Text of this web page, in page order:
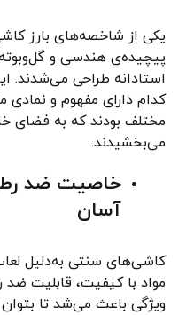
یکی از شاخصه‌های بارز
پیچیده‌ی هندسی و
استادانه طراحی می‌شدند.
کدام دارای مفهوم و
مختلف بودند که به فضای
می‌بخشیدند.
خاصیت ضد
آسان
کاشی‌های سنتی به‌دلیل
مواد با کیفیت، قابلیت ضد
ویژگی باعث می‌شد تا بتوان